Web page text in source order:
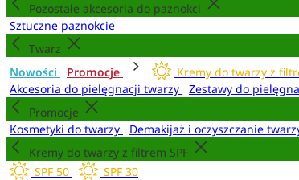
Pozostałe akcesoria do paznokci
Sztuczne paznokcie
Twarz
Nowości
Promocje Kremy do twarzy z
Akcesoria do pielęgnacji twarzy
Zestawy do
Promocje
Kosmetyki do twarzy
Demakijaż i oczyszczanie
Kremy do twarzy z filtrem SPF
SPF 50
SPF 30